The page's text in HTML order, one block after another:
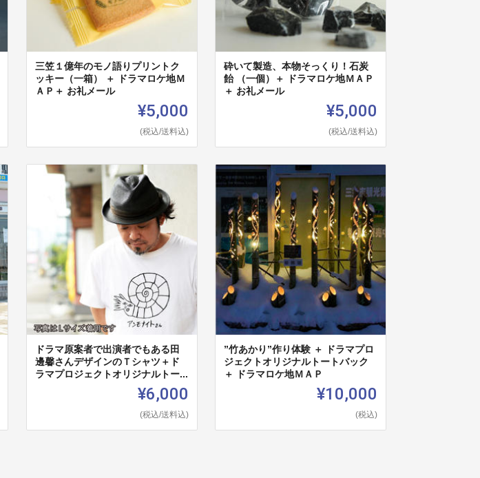
三笠１億年のモノ語りプリントク
ッキー（一箱） ＋ ドラマロケ地Ｍ
ＡＰ＋ お礼メール
¥5,000
(税込/送料込)
砕いて製造、本物そっくり！石炭
飴 （一個）＋ ドラマロケ地ＭＡＰ
＋ お礼メール
¥5,000
(税込/送料込)
ドラマ原案者で出演者でもある田
邊馨さんデザインのＴシャツ＋ド
ラマプロジェクトオリジナルトー...
¥6,000
(税込/送料込)
”竹あかり”作り体験 ＋ ドラマプロ
ジェクトオリジナルトートバック
＋ ドラマロケ地ＭＡＰ
¥10,000
(税込)